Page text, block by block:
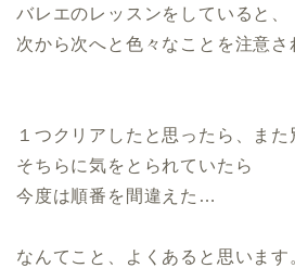
バレエのレッスンをしていると、
次から次へと色々なことを注意さ
１つクリアしたと思ったら、また
そちらに気をとられていたら
今度は順番を間違えた…
なんてこと、よくあると思います